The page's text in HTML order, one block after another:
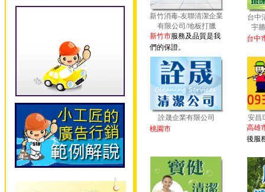
新竹消毒-友聯清潔企業
有限公司/地板打臘
新竹市服務及品質是我
們的保證。
台中
宇
台中
詮晟企業有限公司
桃園市
安昌
高雄
後服